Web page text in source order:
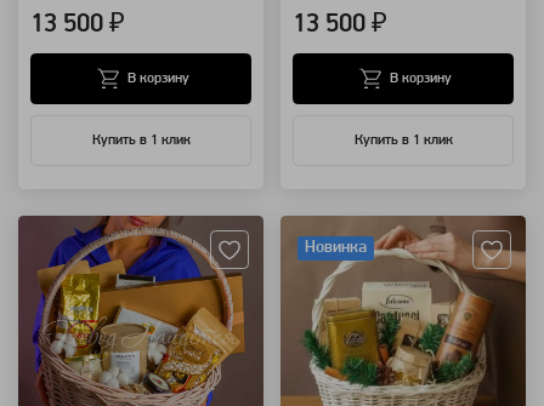
13 500 ₽
Купить в 1 клик
В корзину
13 500 ₽
Купить в 1 клик
В корзину
Новинка